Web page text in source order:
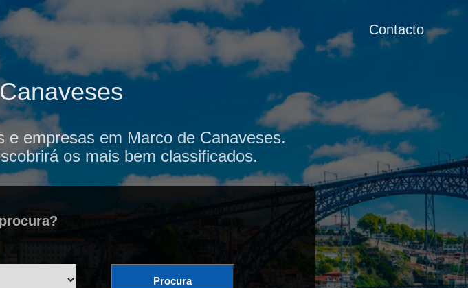
Contacto
empresas em Marco de Canaveses.
os mais bem classificados.
Procura